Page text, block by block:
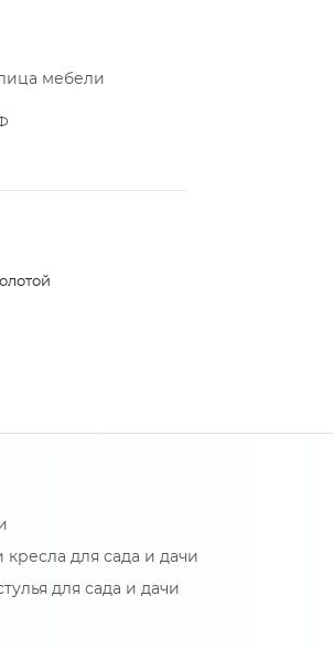
мебели
для сада и дачи
для сада и дачи